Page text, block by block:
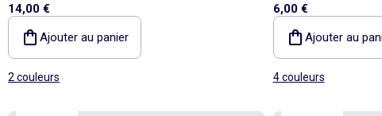
14,00 €
Ajouter au panier
2 couleurs
6,00 €
Ajouter au
4 couleurs